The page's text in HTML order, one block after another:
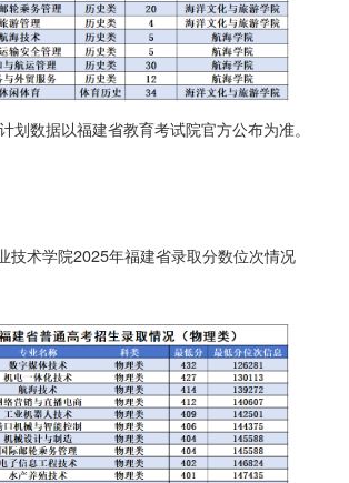
划数据以福建省教育考试院官方公布为准。
技术学院2025年福建省录取分数位次情况